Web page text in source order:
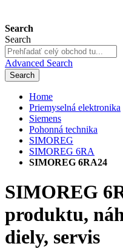
Search
Search
Advanced Search
Search
Home
Priemyselná elektronika
Siemens
Pohonná technika
SIMOREG
SIMOREG 6RA
SIMOREG 6RA24
SIMOREG
produktu,
diely, servis